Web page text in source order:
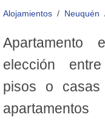
Alojamientos Neuquén
Apartamento
elección
pisos o
apartamentos